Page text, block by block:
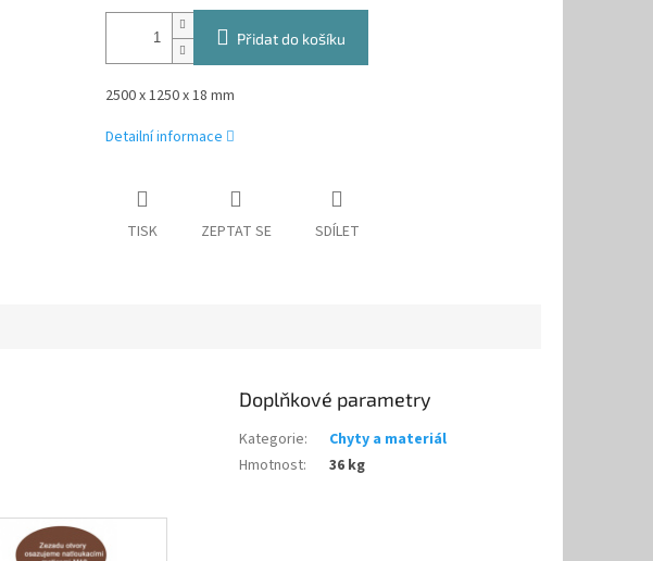
Přidat do košíku
2500 x 1250 x 18 mm
Detailní informace
TISK ZEPTAT SE SDÍLET
Doplňkové parametry
Kategorie:
Chyty a materiál
Hmotnost: 36 kg